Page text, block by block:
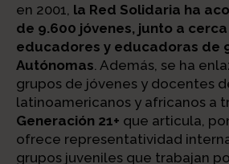
en 2001, la Red Solidaria ha
de 9.600 jóvenes, junto a
educadores y educadoras de
Autónomas . Además, se ha
grupos de jóvenes y docentes
latinoamericanos y africanos a
Generación 21+ que articula,
ofrece representatividad
grupos juveniles que trabajan